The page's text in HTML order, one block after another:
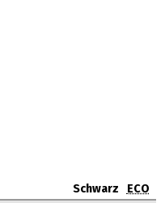
Schwarz
ECO